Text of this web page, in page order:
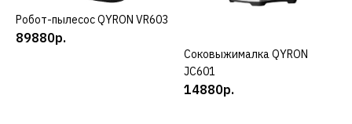
Мясорубка QYRON MG901
КУПИТЬ
Робот-пылесос QYRON VR603
89880р.
КУПИТЬ
Соковыжималка QYRON
JC601
14880р.